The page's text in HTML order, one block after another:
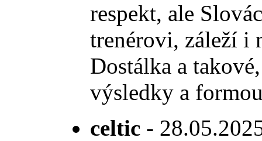
respekt, ale
trenérovi, záleží i
Dostálka a
výsledky a
celtic -